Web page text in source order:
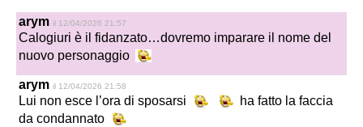
arym il 12/04/2026 21:57
Calogiuri è il fidanzato…dovremo imparare il nome del
nuovo personaggio
arym il 12/04/2026 21:58
Lui non esce l’ora di sposarsi
ha fatto la faccia
da condannato